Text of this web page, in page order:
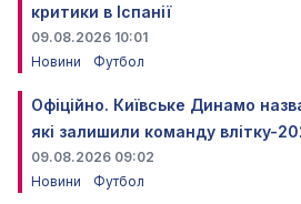
критики в Іспанії
09.08.2026 10:01
Новини
Футбол
Офіційно. Київське Динамо
які залишили команду влітку-
09.08.2026 09:02
Новини
Футбол